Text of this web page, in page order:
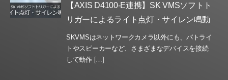
【AXIS D4100-E連携】SK VMSソフトト
リガーによるライト点灯・サイレン鳴動
SKVMSはネットワークカメラ以外にも、パトライ
トやスピーカーなど、さまざまなデバイスを接続
して動作 […]